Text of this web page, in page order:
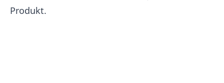
Produkt.